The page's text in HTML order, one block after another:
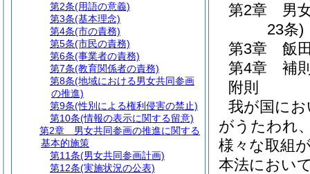
第2章
男
23条)
第3章
飯
第4章
補
附則
我が国に
がうたわれ
様々な取組
本法におい
第2条(用語の意義)
第3条(基本理念)
第4条(市の責務)
第5条(市民の責務)
第6条(事業者の責務)
第7条(教育関係者の責務)
第8条(地域における男女共同参画
の推進)
第9条(性別による権利侵害の禁止)
第10条(情報の表示に関する留意)
第2章
男女共同参画の推進に関する
基本的施策
第11条(男女共同参画計画)
第12条(実施状況の公表)